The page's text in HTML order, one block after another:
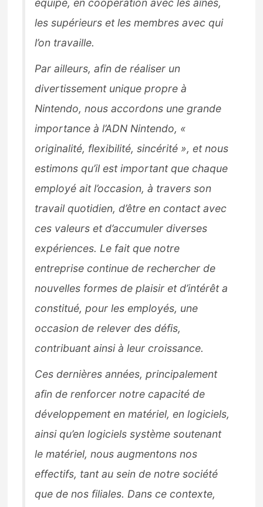
équipe, en coopération avec les aînés,
les supérieurs et les membres avec qui
l’on travaille.
Par ailleurs, afin de réaliser un
divertissement unique propre à
Nintendo, nous accordons une grande
importance à l’ADN Nintendo, «
originalité, flexibilité, sincérité », et nous
estimons qu’il est important que chaque
employé ait l’occasion, à travers son
travail quotidien, d’être en contact avec
ces valeurs et d’accumuler diverses
expériences. Le fait que notre
entreprise continue de rechercher de
nouvelles formes de plaisir et d’intérêt a
constitué, pour les employés, une
occasion de relever des défis,
contribuant ainsi à leur croissance.
Ces dernières années, principalement
afin de renforcer notre capacité de
développement en matériel, en logiciels,
ainsi qu’en logiciels système soutenant
le matériel, nous augmentons nos
effectifs, tant au sein de notre société
que de nos filiales. Dans ce contexte,